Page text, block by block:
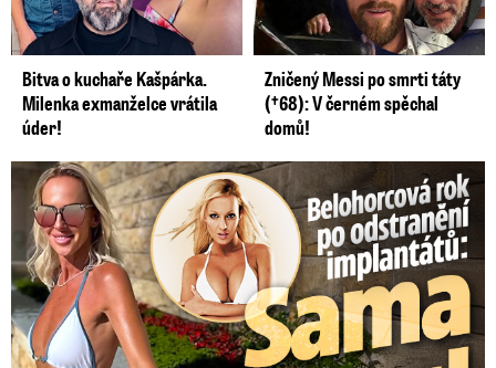
Bitva o kuchaře Kašpárka.
Milenka exmanželce vrátila
úder!
Zničený Messi po smrti táty
(†68): V černém spěchal
domů!
Belohorcová rok po odstranění implantátů: Konečně sama sebou